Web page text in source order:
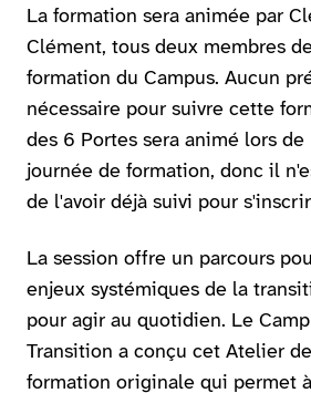
La formation sera animée par
Clément, tous deux membres
formation du Campus. Aucun
nécessaire pour suivre cette
des 6 Portes sera animé lors
journée de formation, donc il
de l'avoir déjà suivi pour
La session offre un parcours
enjeux systémiques de la
pour agir au quotidien. Le
Transition a conçu cet Atelier
formation originale qui permet